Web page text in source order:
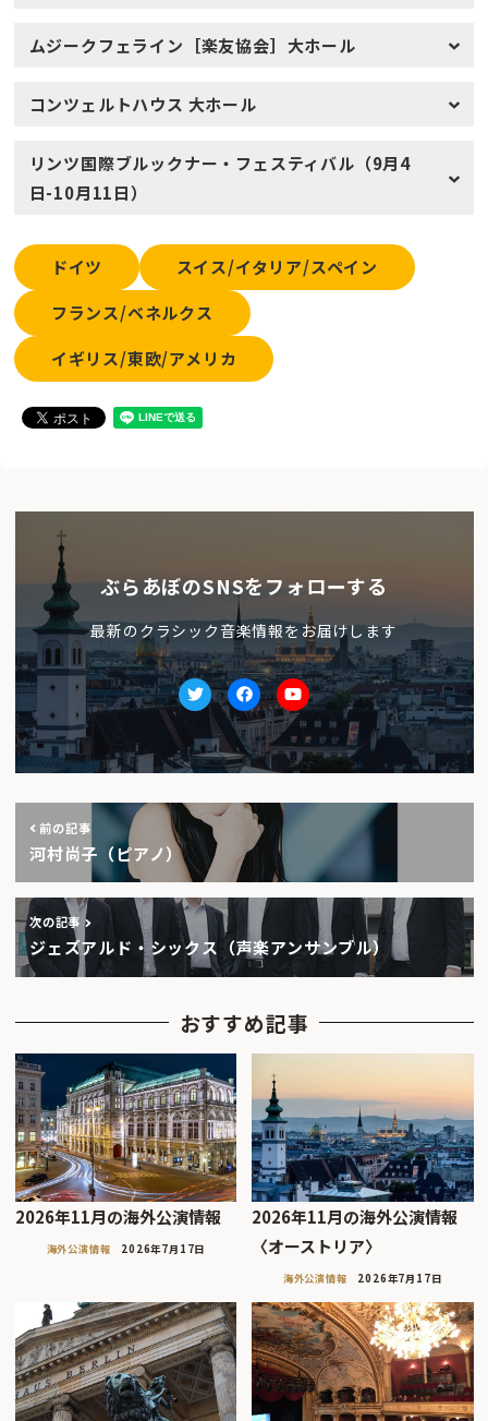
ムジークフェライン［楽友協会］大ホール
コンツェルトハウス 大ホール
リンツ国際ブルックナー・フェスティバル（9月4
日-10月11日）
ドイツ
スイス/イタリア/スペイン
フランス/ベネルクス
イギリス/東欧/アメリカ
ぶらあぼのSNSをフォローする
最新のクラシック音楽情報をお届けします
TwitterfacebookYoutube
前の記事
河村尚子（ピアノ）
次の記事
ジェズアルド・シックス（声楽アンサンブル）
おすすめ記事
2026年11月の海外公演情報
海外公演情報 2026年7月17日
2026年11月の海外公演情報
〈オーストリア〉
海外公演情報 2026年7月17日